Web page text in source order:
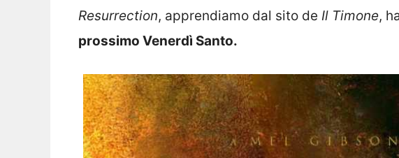
Resurrection, apprendiamo dal sito de Il Timone,
prossimo Venerdì Santo.